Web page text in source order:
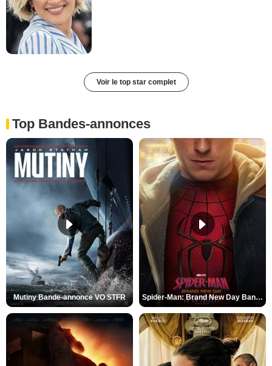
Voir le top star complet
Top Bandes-annonces
Mutiny Bande-annonce VO STFR Spider-Man: Brand New Day Bande-annonce VO STFR